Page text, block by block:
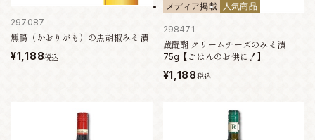
297087
燻鴨（かおりがも）の黒胡椒みそ漬
¥1,188税込
メディア掲載 人気商品
298471
蔵醍醐 クリームチーズのみそ漬
75g【ごはんのお供に！】
¥1,188税込